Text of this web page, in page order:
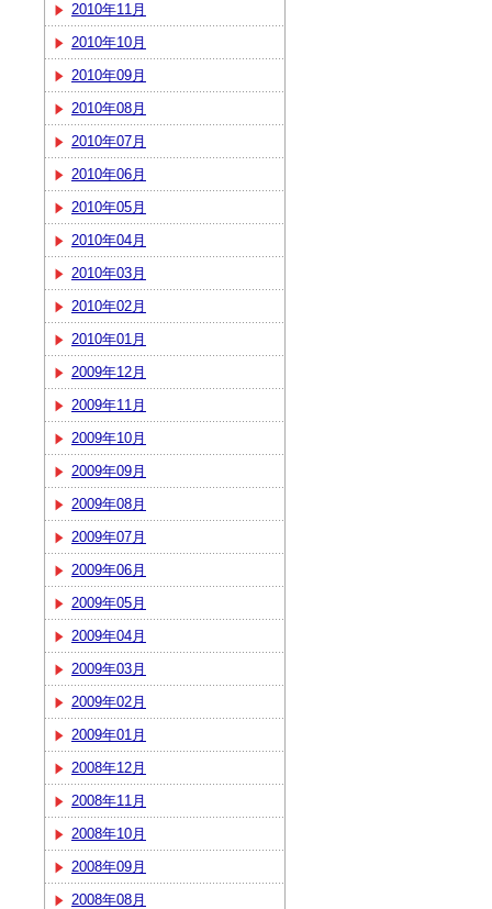
2010年11月
2010年10月
2010年09月
2010年08月
2010年07月
2010年06月
2010年05月
2010年04月
2010年03月
2010年02月
2010年01月
2009年12月
2009年11月
2009年10月
2009年09月
2009年08月
2009年07月
2009年06月
2009年05月
2009年04月
2009年03月
2009年02月
2009年01月
2008年12月
2008年11月
2008年10月
2008年09月
2008年08月